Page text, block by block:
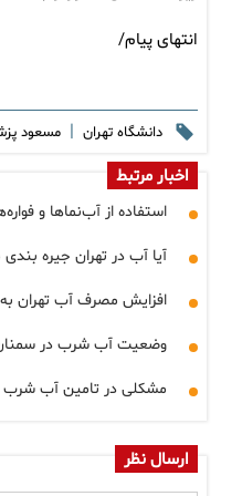
انتهای پیام/
دانشگاه تهران | مسعود
اخبار مرتبط
استفاده از آب‌نماها و
آیا آب در تهران جیره
افزایش مصرف آب تهران به مرز ۳ میلیارد لیتر در
وضعیت آب شرب در
مشکلی در تامین آب شرب
ارسال نظر